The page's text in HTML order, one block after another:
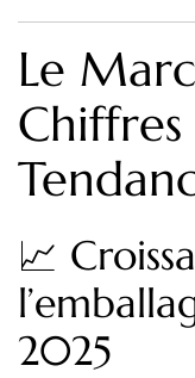
Le
Chiffres
📈
2025